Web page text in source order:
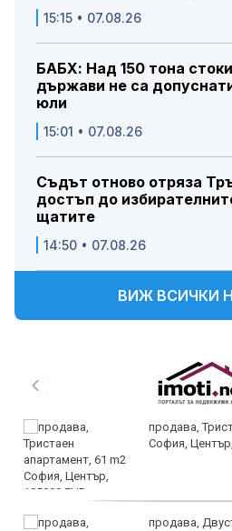
15:15 • 07.08.26
БАБХ: Над 150 тона
държави не са
юли
15:01 • 07.08.26
Съдът отново отряза
достъп до
щатите
14:50 • 07.08.26
ВИЖ ВСИЧКИ
продава,
София,
продава,